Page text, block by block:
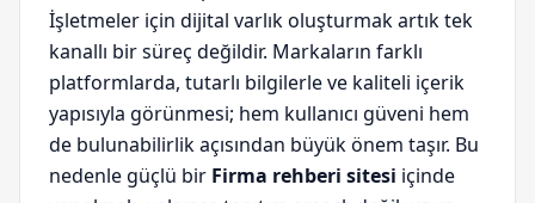
İşletmeler için dijital varlık oluşturmak artık tek
kanallı bir süreç değildir. Markaların farklı
platformlarda, tutarlı bilgilerle ve kaliteli içerik
yapısıyla görünmesi; hem kullanıcı güveni hem
de bulunabilirlik açısından büyük önem taşır. Bu
nedenle güçlü bir Firma rehberi sitesi içinde